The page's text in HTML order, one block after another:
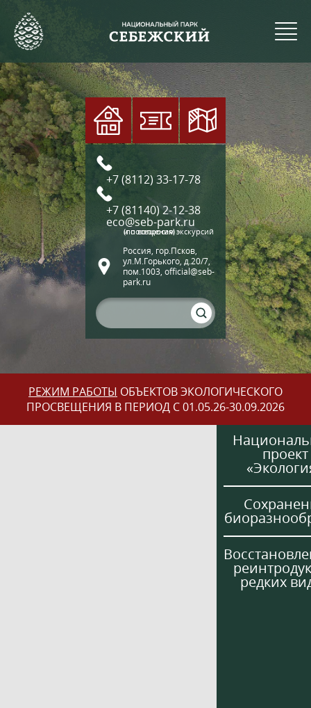
+7 (8112) 33-17-78
+7 (81140) 2-12-38
eco@seb-park.ru
(по вопросам экскурсий и посещения)
Россия, гор.Псков,
ул.М.Горького, д.20/7,
пом.1003, official@seb-
park.ru
РЕЖИМ РАБОТЫ ОБЪЕКТОВ ЭКОЛОГИЧЕСКОГО
ПРОСВЕЩЕНИЯ В ПЕРИОД С 01.05.26-30.09.2026
проект
редких